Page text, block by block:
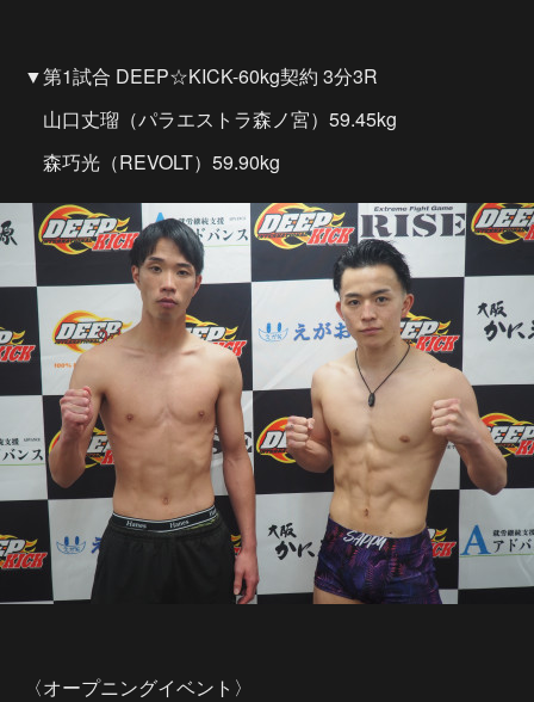
▼第1試合 DEEP☆KICK-60kg契約 3分3R
山口丈瑠（パラエストラ森ノ宮）59.45kg
森巧光（REVOLT）59.90kg
〈オープニングイベント〉